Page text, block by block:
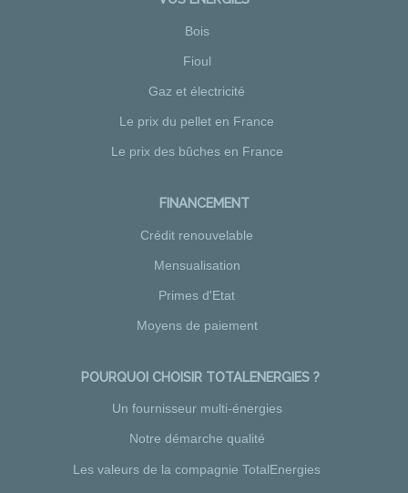
Bois
Fioul
Gaz et électricité
Le prix du pellet en France
Le prix des bûches en France
FINANCEMENT
Crédit renouvelable
Mensualisation
Primes d'Etat
Moyens de paiement
POURQUOI CHOISIR TOTALENERGIES ?
Un fournisseur multi-énergies
Notre démarche qualité
Les valeurs de la compagnie TotalEnergies